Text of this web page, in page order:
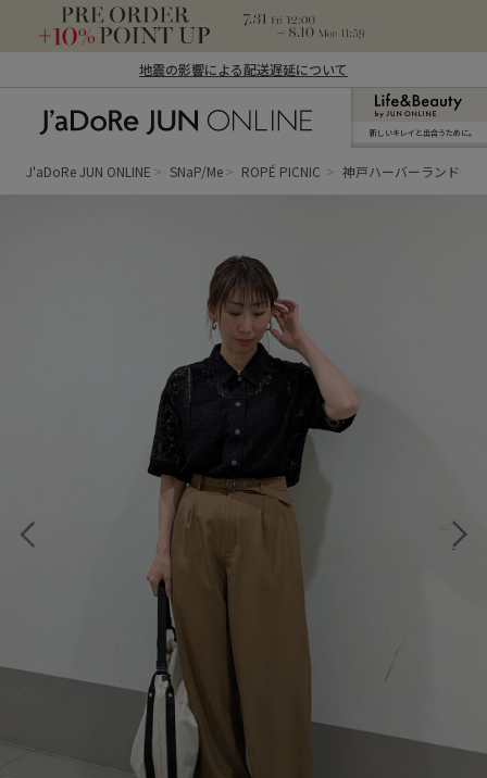
地震の影響による配送遅延について
ン オンライン）
新しいキレイと出合うために。
J'aDoRe JUN ONLINE SNaP/Me ROPÉ PICNIC 神戸ハーバーランド